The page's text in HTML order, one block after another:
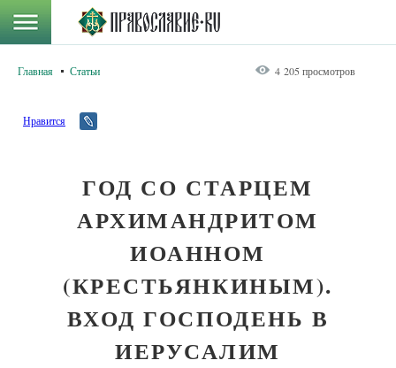
Главная Статьи 4 205 просмотров
Нравится
ГОД СО СТАРЦЕМ
АРХИМАНДРИТОМ
ИОАННОМ
(КРЕСТЬЯНКИНЫМ).
ВХОД ГОСПОДЕНЬ В
ИЕРУСАЛИМ